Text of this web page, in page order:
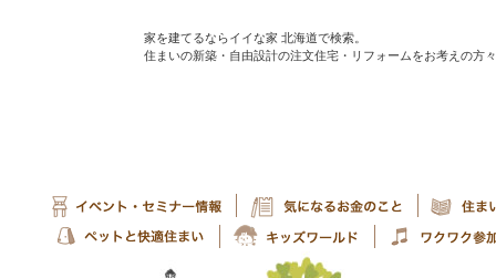
家を建てるならイイな家 北海道で検索。
住まいの新築・自由設計の注文住宅・リフォームをお考えの方